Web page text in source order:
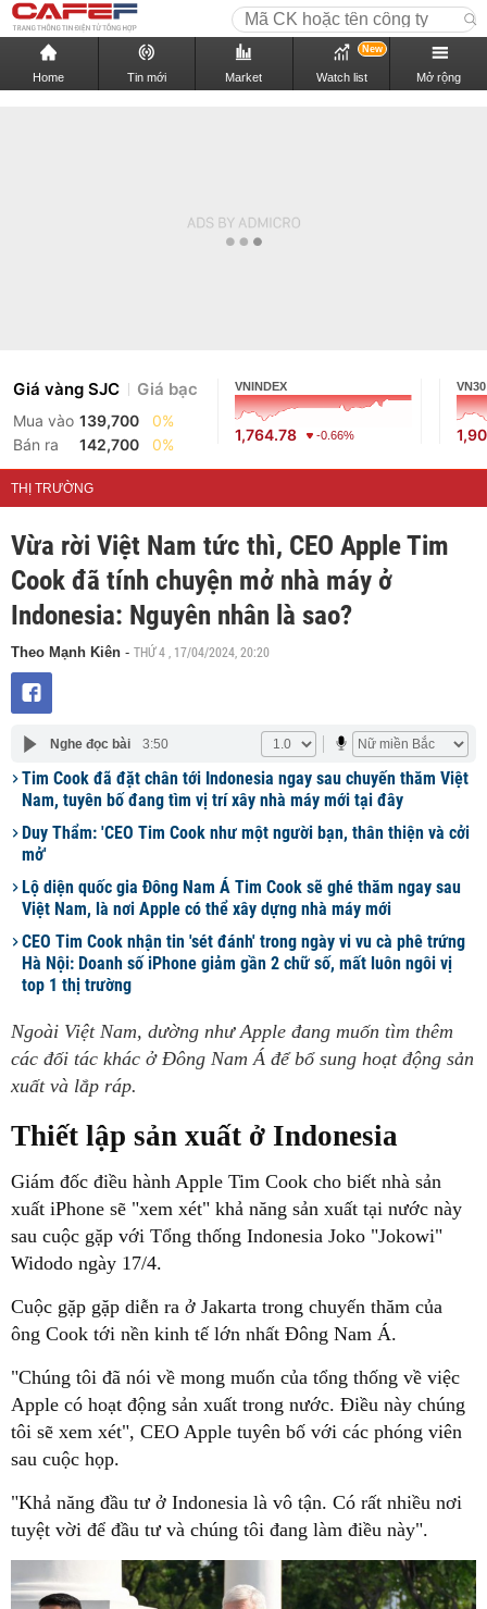
Home Tin mới Market Watch list
New
Mở rộng
Giá vàng SJC Giá bạc
Mua vào 139,700
0%
Bán ra
142,700 0%
VNINDEX
1,764.78 -0.66%
VN30
THỊ TRƯỜNG
Vừa rời Việt Nam tức thì, CEO Apple Tim
Cook đã tính chuyện mở nhà máy ở
Indonesia: Nguyên nhân là sao?
Theo Mạnh Kiên - THỨ 4 , 17/04/2024, 20:20
Nghe đọc bài 3:50
Tim Cook đã đặt chân tới Indonesia ngay sau chuyến thăm Việt
Nam, tuyên bố đang tìm vị trí xây nhà máy mới tại đây
Duy Thẩm: 'CEO Tim Cook như một người bạn, thân thiện và cởi
mở'
Lộ diện quốc gia Đông Nam Á Tim Cook sẽ ghé thăm ngay sau
Việt Nam, là nơi Apple có thể xây dựng nhà máy mới
CEO Tim Cook nhận tin 'sét đánh' trong ngày vi vu cà phê trứng
Hà Nội: Doanh số iPhone giảm gần 2 chữ số, mất luôn ngôi vị
top 1 thị trường
Ngoài Việt Nam, dường như Apple đang muốn tìm thêm
các đối tác khác ở Đông Nam Á để bổ sung hoạt động sản
xuất và lắp ráp.
Thiết lập sản xuất ở Indonesia
Giám đốc điều hành Apple Tim Cook cho biết nhà sản
xuất iPhone sẽ "xem xét" khả năng sản xuất tại nước này
sau cuộc gặp với Tổng thống Indonesia Joko "Jokowi"
Widodo ngày 17/4.
Cuộc gặp gặp diễn ra ở Jakarta trong chuyến thăm của
ông Cook tới nền kinh tế lớn nhất Đông Nam Á.
"Chúng tôi đã nói về mong muốn của tổng thống về việc
Apple có hoạt động sản xuất trong nước. Điều này chúng
tôi sẽ xem xét", CEO Apple tuyên bố với các phóng viên
sau cuộc họp.
"Khả năng đầu tư ở Indonesia là vô tận. Có rất nhiều nơi
tuyệt vời để đầu tư và chúng tôi đang làm điều này".